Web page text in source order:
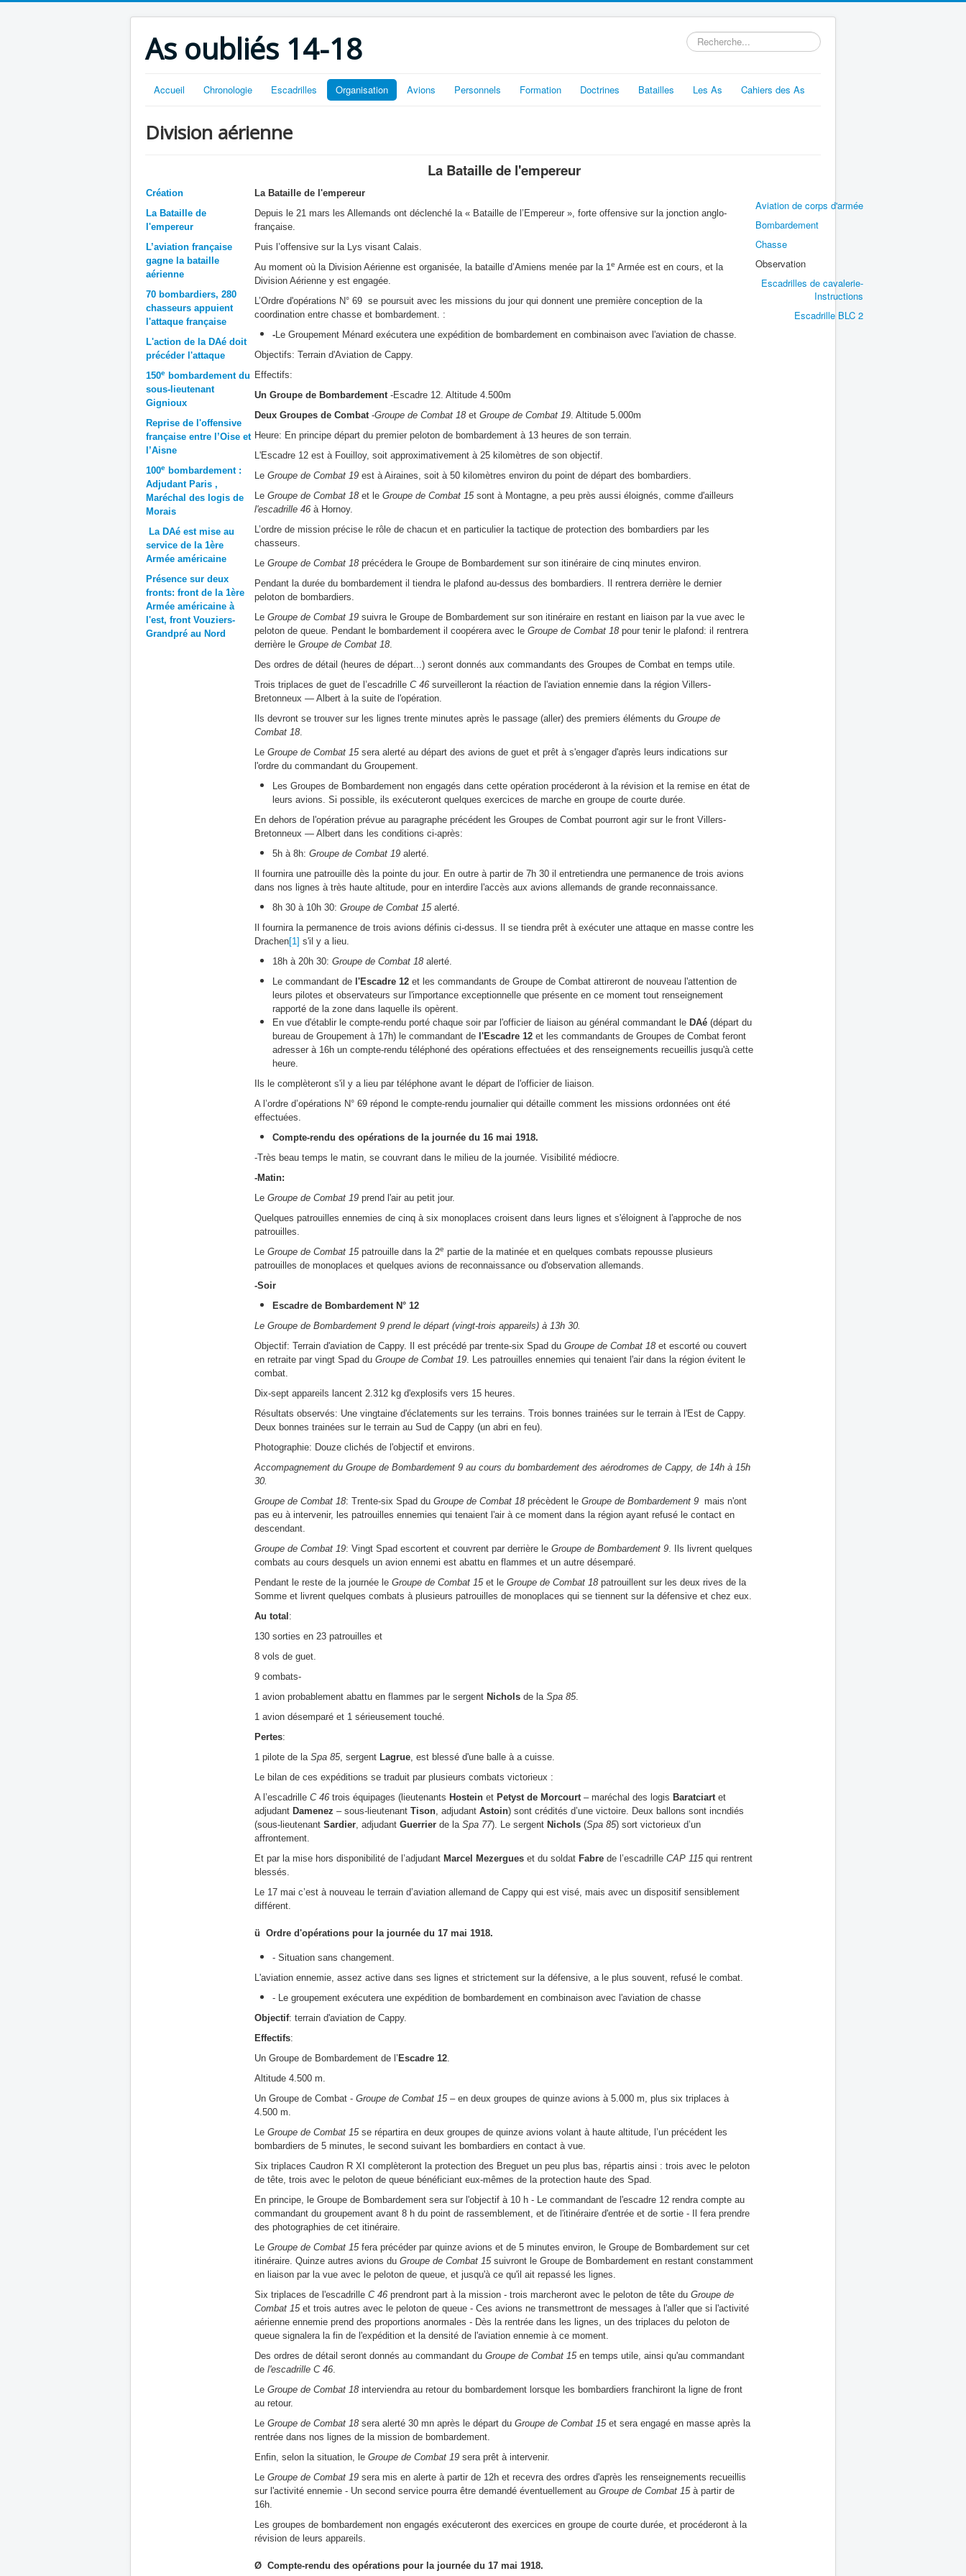
As oubliés 14-18 Rechercher
Accueil Chronologie Escadrilles Organisation Avions Personnels Formation Doctrines Batailles Les As Cahiers des As
Division aérienne
La Bataille de l'empereur
Création
La Bataille de
l'empereur
L’aviation française
gagne la bataille
aérienne
70 bombardiers, 280
chasseurs appuient
l'attaque française
L'action de la DAé doit
précéder l'attaque
150e bombardement du
sous-lieutenant
Gignioux
Reprise de l'offensive
française entre l’Oise et
l’Aisne
100e bombardement :
Adjudant Paris ,
Maréchal des logis de
Morais
La DAé est mise au
service de la 1ère
Armée américaine
Présence sur deux
fronts: front de la 1ère
Armée américaine à
l'est, front Vouziers-
Grandpré au Nord
La Bataille de l'empereur
Depuis le 21 mars les Allemands ont déclenché la « Bataille de l’Empereur », forte offensive sur la jonction anglo-
française.
Puis l’offensive sur la Lys visant Calais.
Au moment où la Division Aérienne est organisée, la bataille d’Amiens menée par la 1e Armée est en cours, et la
Division Aérienne y est engagée.
L’Ordre d'opérations N° 69 se poursuit avec les missions du jour qui donnent une première conception de la
coordination entre chasse et bombardement. :
-Le Groupement Ménard exécutera une expédition de bombardement en combinaison avec l'aviation de chasse.
Objectifs: Terrain d'Aviation de Cappy.
Effectifs:
Un Groupe de Bombardement-Escadre 12. Altitude 4.500m
Deux Groupes de Combat-Groupe de Combat 18 et Groupe de Combat 19. Altitude 5.000m
Heure: En principe départ du premier peloton de bombardement à 13 heures de son terrain.
L'Escadre 12 est à Fouilloy, soit approximativement à 25 kilomètres de son objectif.
Le Groupe de Combat 19 est à Airaines, soit à 50 kilomètres environ du point de départ des bombardiers.
Le Groupe de Combat 18 et le Groupe de Combat 15sont à Montagne, a peu près aussi éloignés, comme d'ailleurs
l'escadrille 46 à Hornoy.
L’ordre de mission précise le rôle de chacun et en particulier la tactique de protection des bombardiers par les
chasseurs.
Le Groupe de Combat 18 précédera le Groupe de Bombardement sur son itinéraire de cinq minutes environ.
Pendant la durée du bombardement il tiendra le plafond au-dessus des bombardiers. Il rentrera derrière le dernier
peloton de bombardiers.
Le Groupe de Combat 19 suivra le Groupe de Bombardement sur son itinéraire en restant en liaison par la vue avec le
peloton de queue. Pendant le bombardement il coopérera avec le Groupe de Combat 18 pour tenir le plafond: il rentrera
derrière le Groupe de Combat 18.
Des ordres de détail (heures de départ...) seront donnés aux commandants des Groupes de Combat en temps utile.
Trois triplaces de guet de l’escadrille C 46 surveilleront la réaction de l'aviation ennemie dans la région Villers-
Bretonneux — Albert à la suite de l'opération.
Ils devront se trouver sur les lignes trente minutes après le passage (aller) des premiers éléments du Groupe de
Combat 18.
Le Groupe de Combat 15sera alerté au départ des avions de guet et prêt à s'engager d'après leurs indications sur
l'ordre du commandant du Groupement.
Les Groupes de Bombardement non engagés dans cette opération procéderont à la révision et la remise en état de
leurs avions. Si possible, ils exécuteront quelques exercices de marche en groupe de courte durée.
En dehors de l'opération prévue au paragraphe précédent les Groupes de Combat pourront agir sur le front Villers-
Bretonneux — Albert dans les conditions ci-après:
5h à 8h: Groupe de Combat 19 alerté.
Il fournira une patrouille dès la pointe du jour. En outre à partir de 7h 30 il entretiendra une permanence de trois avions
dans nos lignes à très haute altitude, pour en interdire l'accès aux avions allemands de grande reconnaissance.
8h 30 à 10h 30: Groupe de Combat 15alerté.
Il fournira la permanence de trois avions définis ci-dessus. Il se tiendra prêt à exécuter une attaque en masse contre les
Drachen[1] s'il y a lieu.
18h à 20h 30: Groupe de Combat 18 alerté.
Le commandant de l'Escadre 12 et les commandants de Groupe de Combat attireront de nouveau l'attention de
leurs pilotes et observateurs sur l'importance exceptionnelle que présente en ce moment tout renseignement
rapporté de la zone dans laquelle ils opèrent.
En vue d'établir le compte-rendu porté chaque soir par l'officier de liaison au général commandant le DAé (départ du
bureau de Groupement à 17h) le commandant de l'Escadre 12 et les commandants de Groupes de Combat feront
adresser à 16h un compte-rendu téléphoné des opérations effectuées et des renseignements recueillis jusqu'à cette
heure.
Ils le complèteront s'il y a lieu par téléphone avant le départ de l'officier de liaison.
A l’ordre d’opérations N° 69 répond le compte-rendu journalier qui détaille comment les missions ordonnées ont été
effectuées.
Compte-rendu des opérations de la journée du 16 mai 1918.
-Très beau temps le matin, se couvrant dans le milieu de la journée. Visibilité médiocre.
-Matin:
Le Groupe de Combat 19 prend l'air au petit jour.
Quelques patrouilles ennemies de cinq à six monoplaces croisent dans leurs lignes et s'éloignent à l'approche de nos
patrouilles.
Le Groupe de Combat 15patrouille dans la 2e partie de la matinée et en quelques combats repousse plusieurs
patrouilles de monoplaces et quelques avions de reconnaissance ou d'observation allemands.
-Soir
Escadre de Bombardement N° 12
Le Groupe de Bombardement 9 prend le départ (vingt-trois appareils) à 13h 30.
Objectif: Terrain d'aviation de Cappy. Il est précédé par trente-six Spad du Groupe de Combat 18 et escorté ou couvert
en retraite par vingt Spad du Groupe de Combat 19. Les patrouilles ennemies qui tenaient l'air dans la région évitent le
combat.
Dix-sept appareils lancent 2.312 kg d'explosifs vers 15 heures.
Résultats observés: Une vingtaine d'éclatements sur les terrains. Trois bonnes trainées sur le terrain à l'Est de Cappy.
Deux bonnes trainées sur le terrain au Sud de Cappy (un abri en feu).
Photographie: Douze clichés de l'objectif et environs.
Accompagnement du Groupe de Bombardement 9 au cours du bombardement des aérodromes de Cappy, de 14h à 15h
30.
Groupe de Combat 18: Trente-six Spad du Groupe de Combat 18 précèdent le Groupe de Bombardement 9 mais n'ont
pas eu à intervenir, les patrouilles ennemies qui tenaient l'air à ce moment dans la région ayant refusé le contact en
descendant.
Groupe de Combat 19: Vingt Spad escortent et couvrent par derrière le Groupe de Bombardement 9. Ils livrent quelques
combats au cours desquels un avion ennemi est abattu en flammes et un autre désemparé.
Pendant le reste de la journée le Groupe de Combat 15et le Groupe de Combat 18 patrouillent sur les deux rives de la
Somme et livrent quelques combats à plusieurs patrouilles de monoplaces qui se tiennent sur la défensive et chez eux.
Au total :
130 sorties en 23 patrouilles et
8 vols de guet.
9 combats-
1 avion probablement abattu en flammes par le sergent Nichols de la Spa 85.
1 avion désemparé et 1 sérieusement touché.
Pertes:
1 pilote de la Spa 85, sergent Lagrue, est blessé d'une balle à a cuisse.
Le bilan de ces expéditions se traduit par plusieurs combats victorieux :
A l’escadrille C 46 trois équipages (lieutenants Hostein et Petyst de Morcourt– maréchal des logis Baratciartet
adjudant Damenez – sous-lieutenant Tison, adjudant Astoin) sont crédités d’une victoire. Deux ballons sont incndiés
(sous-lieutenant Sardier, adjudant Guerrier de la Spa 77). Le sergent Nichols (Spa 85) sort victorieux d’un
affrontement.
Et par la mise hors disponibilité de l’adjudant Marcel Mezergues et du soldat Fabre de l’escadrille CAP 115qui rentrent
blessés.
Le 17 mai c’est à nouveau le terrain d’aviation allemand de Cappy qui est visé, mais avec un dispositif sensiblement
différent.
ü Ordre d'opérations pour la journée du 17 mai 1918.
- Situation sans changement.
L'aviation ennemie, assez active dans ses lignes et strictement sur la défensive, a le plus souvent, refusé le combat.
- Le groupement exécutera une expédition de bombardement en combinaison avec l'aviation de chasse
Objectif: terrain d'aviation de Cappy.
Effectifs:
Un Groupe de Bombardement de l’ Escadre 12.
Altitude 4.500 m.
Un Groupe de Combat - Groupe de Combat 15– en deux groupes de quinze avions à 5.000 m, plus six triplaces à
4.500 m.
Le Groupe de Combat 15se répartira en deux groupes de quinze avions volant à haute altitude, l’un précédent les
bombardiers de 5 minutes, le second suivant les bombardiers en contact à vue.
Six triplaces Caudron R XI complèteront la protection des Breguet un peu plus bas, répartis ainsi : trois avec le peloton
de tête, trois avec le peloton de queue bénéficiant eux-mêmes de la protection haute des Spad.
En principe, le Groupe de Bombardement sera sur l'objectif à 10 h - Le commandant de l'escadre 12 rendra compte au
commandant du groupement avant 8 h du point de rassemblement, et de l'itinéraire d'entrée et de sortie - Il fera prendre
des photographies de cet itinéraire.
Le Groupe de Combat 15fera précéder par quinze avions et de 5 minutes environ, le Groupe de Bombardement sur cet
itinéraire. Quinze autres avions du Groupe de Combat 15suivront le Groupe de Bombardement en restant constamment
en liaison par la vue avec le peloton de queue, et jusqu'à ce qu'il ait repassé les lignes.
Six triplaces de l'escadrille C 46 prendront part à la mission - trois marcheront avec le peloton de tête du Groupe de
Combat 15et trois autres avec le peloton de queue - Ces avions ne transmettront de messages à l'aller que si l'activité
aérienne ennemie prend des proportions anormales - Dès la rentrée dans les lignes, un des triplaces du peloton de
queue signalera la fin de l'expédition et la densité de l'aviation ennemie à ce moment.
Des ordres de détail seront donnés au commandant du Groupe de Combat 15en temps utile, ainsi qu'au commandant
de l'escadrille C 46.
Le Groupe de Combat 18 interviendra au retour du bombardement lorsque les bombardiers franchiront la ligne de front
au retour.
Le Groupe de Combat 18 sera alerté 30 mn après le départ du Groupe de Combat 15et sera engagé en masse après la
rentrée dans nos lignes de la mission de bombardement.
Enfin, selon la situation, le Groupe de Combat 19 sera prêt à intervenir.
Le Groupe de Combat 19 sera mis en alerte à partir de 12h et recevra des ordres d'après les renseignements recueillis
sur l'activité ennemie - Un second service pourra être demandé éventuellement au Groupe de Combat 15à partir de
16h.
Les groupes de bombardement non engagés exécuteront des exercices en groupe de courte durée, et procéderont à la
révision de leurs appareils.
Ø Compte-rendu des opérations pour la journée du 17 mai 1918.
Aviation de corps d'armée
Bombardement
Chasse
Observation
Escadrilles de cavalerie-
Instructions
Escadrille BLC 2